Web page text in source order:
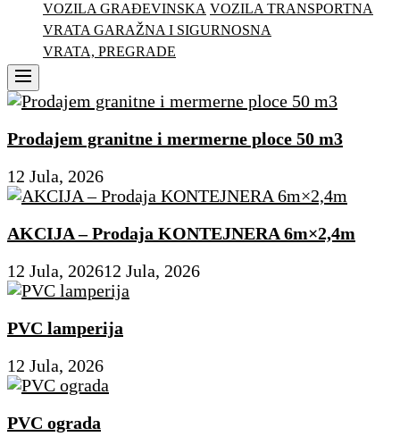
VOZILA GRAĐEVINSKA VOZILA TRANSPORTNA
VRATA GARAŽNA I SIGURNOSNA
VRATA, PREGRADE
Menu
Prodajem granitne i mermerne ploce 50 m3
12 Jula, 2026
AKCIJA – Prodaja KONTEJNERA 6m×2,4m
12 Jula, 202612 Jula, 2026
PVC lamperija
12 Jula, 2026
PVC ograda